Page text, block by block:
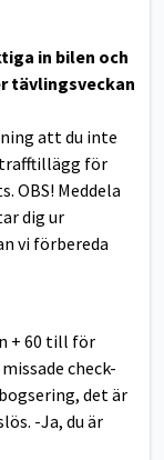
in bilen och
tävlingsveckan
att du inte
för
OBS! Meddela
dig ur
vi förbereda
+ 60 till för
check-
det är
-Ja, du är